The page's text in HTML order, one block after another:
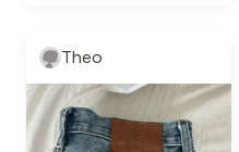
Theo